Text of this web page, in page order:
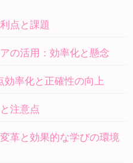
点と課題
の活用：効率化と懸念
効率化と正確性の向上
注意点
革と効果的な学びの環境